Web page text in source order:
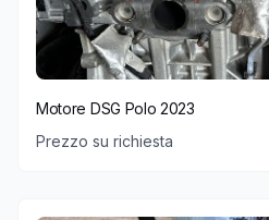
Motore DSG Polo 2023
Prezzo su richiesta